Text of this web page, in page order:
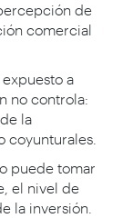
de
comercial
a
no controla:
la
coyunturales.
puede tomar
el nivel de
la inversión.